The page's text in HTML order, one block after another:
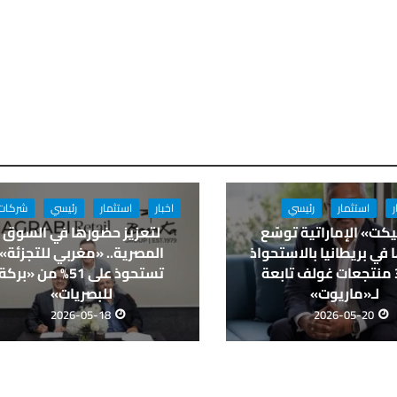
استثمار رئيسي
الإماراتية توسّع
بريطانيا بالاستحواذ
على 3 منتجعات غولف تابعة
لـ«ماريوت»
2026-05-20
اخبار استثمار رئيسي
لتعزيز حضورها في السوق
المصرية.. «مغربي
تستحوذ على 51% من
للبصريات»
2026-05-18